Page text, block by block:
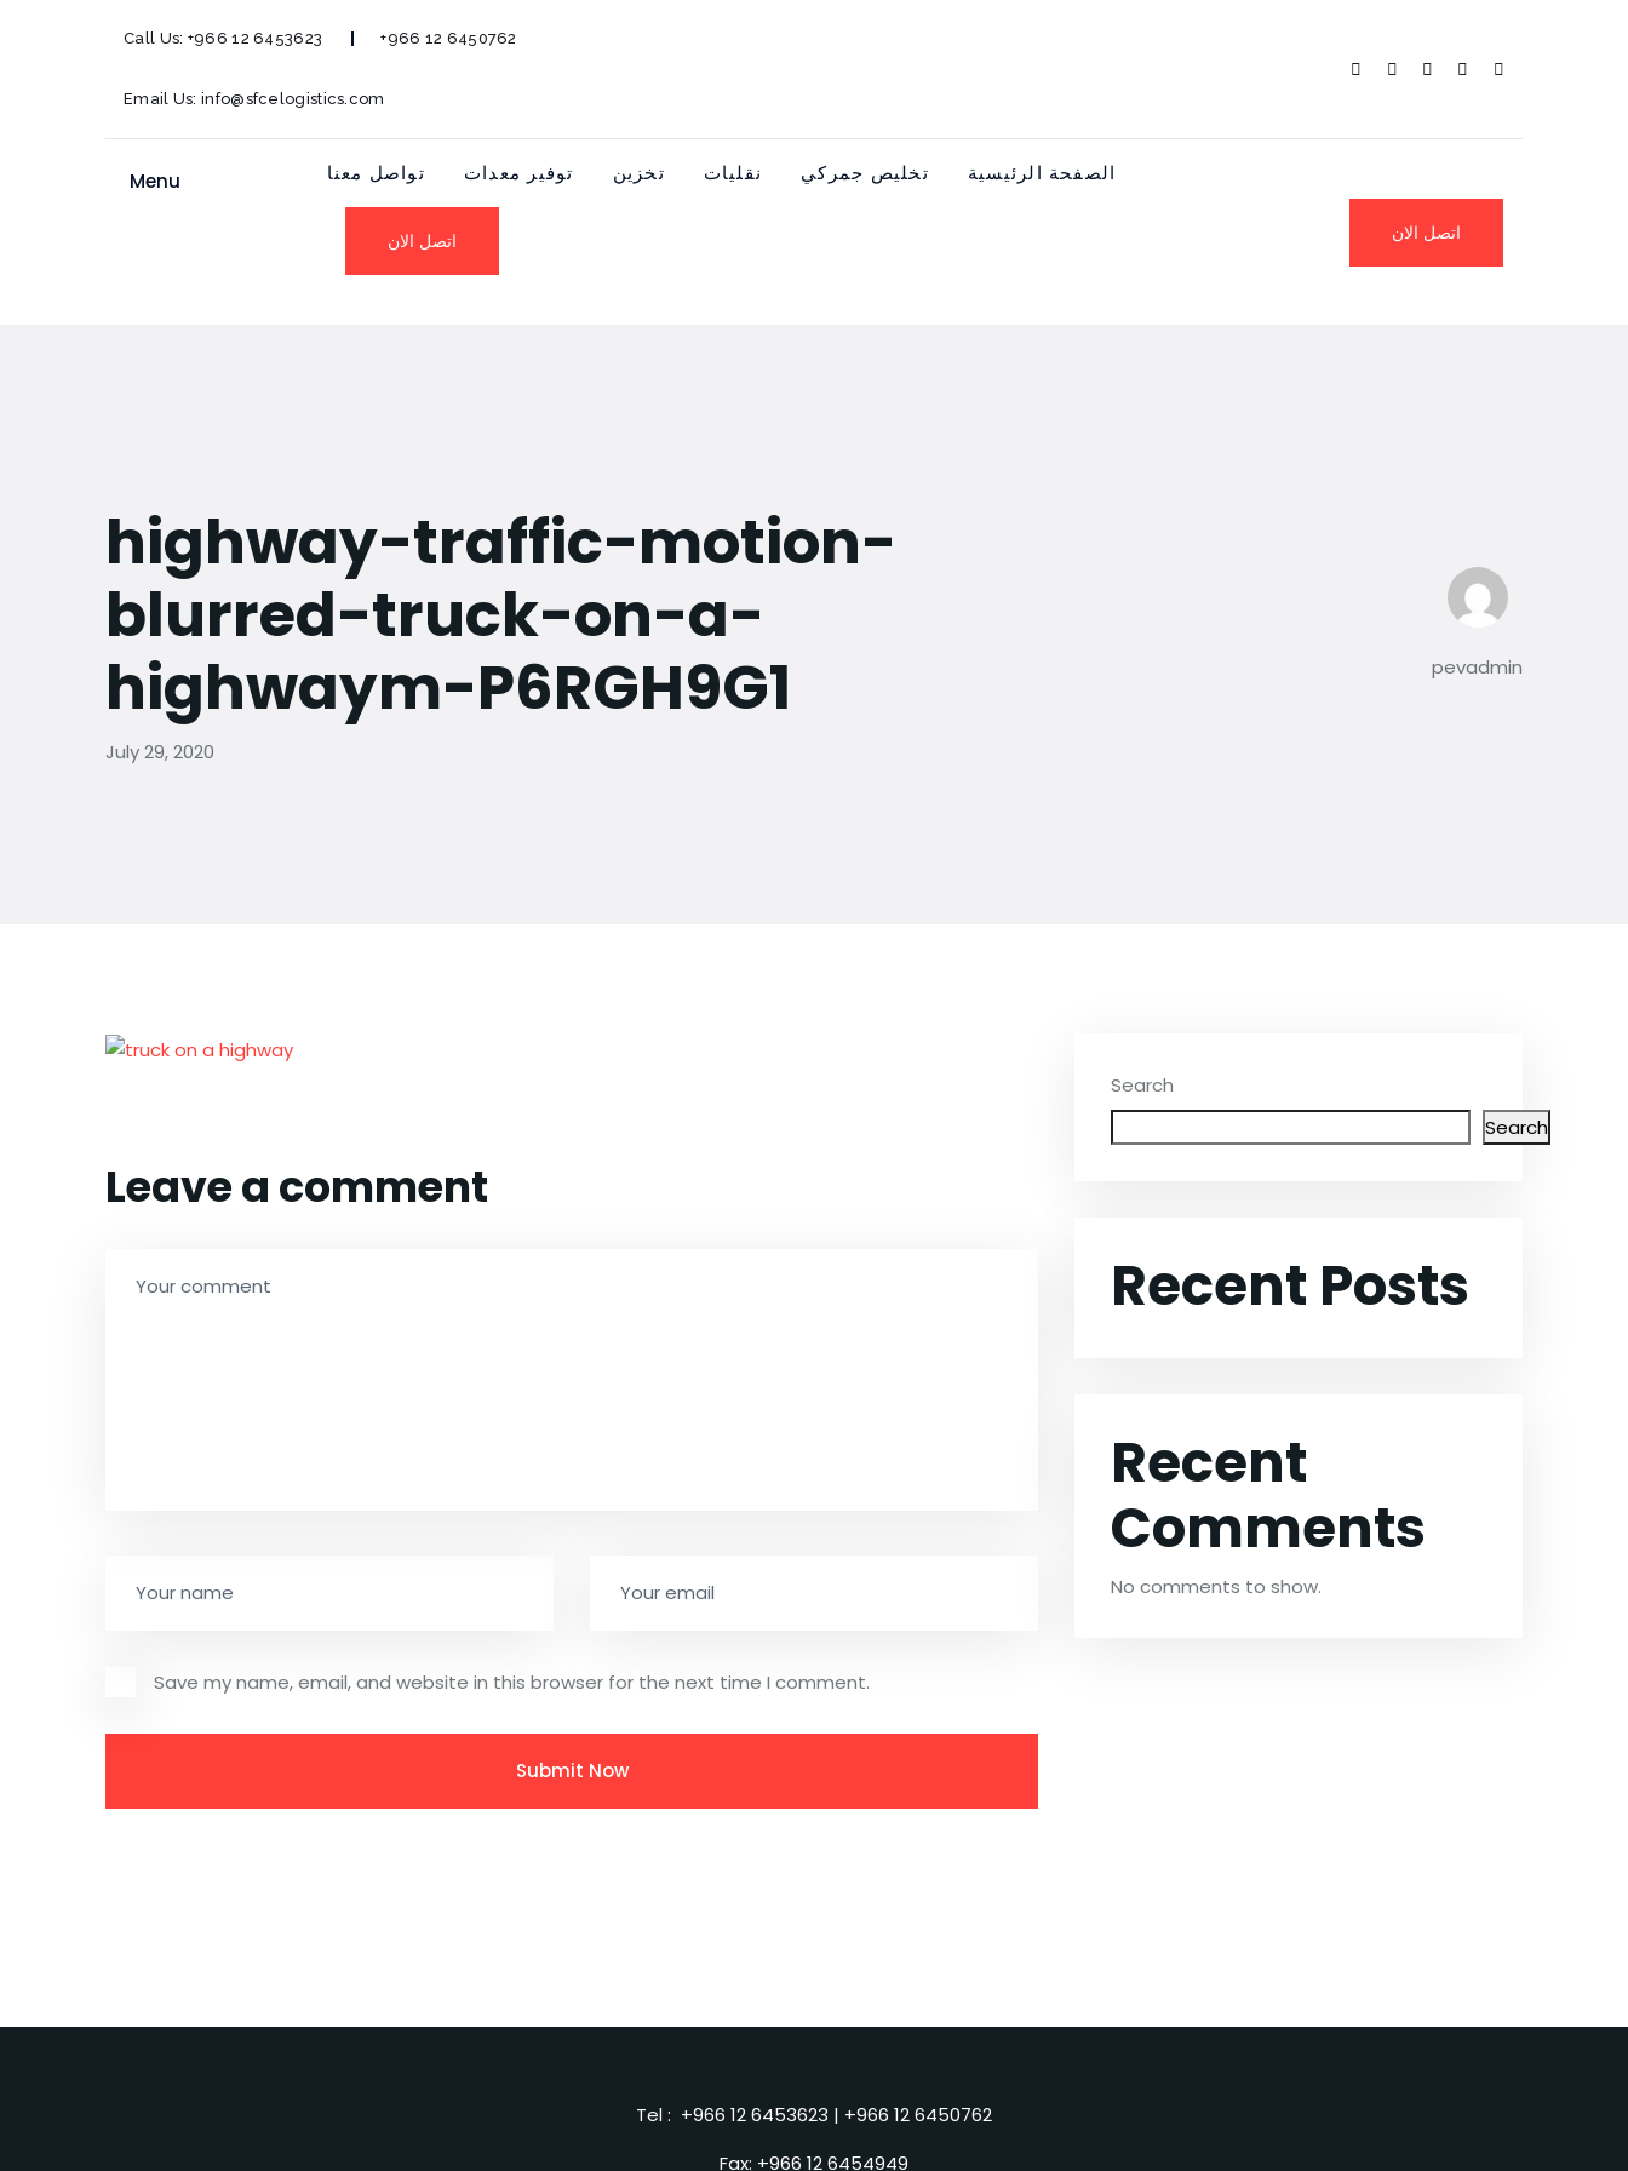
Call Us: +966 12 6453623 +966 12 6450762
Email Us: info@sfcelogistics.com
Menu تواصل معنا توفير معدات تخزين نقليات تخليص جمركي الصفحة الرئيسية
اتصل الان اتصل الان
highway-traffic-motion-
blurred-truck-on-a-
highwaym-P6RGH9G1
July 29, 2020
pevadmin
Leave a comment
Save my name, email, and website in this browser for the next time I comment.
Search
Search
Recent Posts
Recent
Comments
No comments to show.
Tel : +966 12 6453623 | +966 12 6450762
Fax: +966 12 6454949